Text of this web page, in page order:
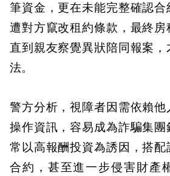
筆資金，更在未能完整確認合
遭對方竄改租約條款，最終房
直到親友察覺異狀陪同報案
法。
警方分析，視障者因需依賴
操作資訊，容易成為詐騙集
常以高報酬投資為誘因，搭配
合約，甚至進一步侵害財產